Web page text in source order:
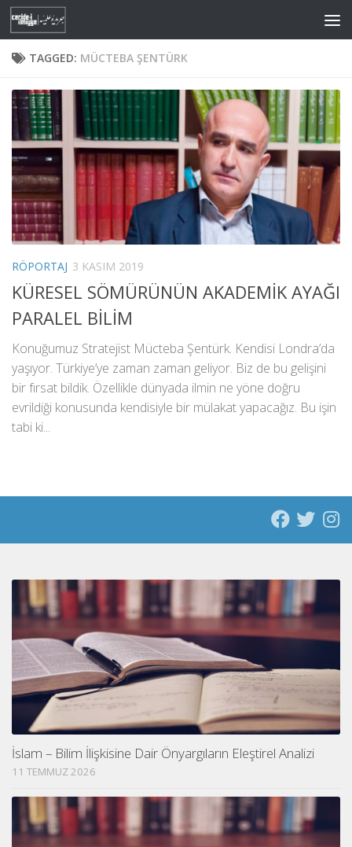
Skip to content
TAGGED: MÜCTEBA ŞENTÜRK
RÖPORTAJ 3 KASIM 2019
KÜRESEL SÖMÜRÜNÜN AKADEMİK AYAĞI
PARALEL BİLİM
Konuğumuz Stratejist Mücteba Şentürk. Kendisi Londra’da
yaşıyor. Türkiye’ye zaman zaman geliyor. Biz de bu gelişini
bir fırsat bildik. Özellikle dünyada ilmin ne yöne doğru
evrildiği konusunda kendisiyle bir mülakat yapacağız. Bu işin
tabi ki...
İslam – Bilim İlişkisine Dair Önyargıların Eleştirel Analizi
11 TEMMUZ 2026